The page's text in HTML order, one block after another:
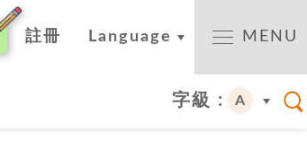
註冊 Language MENU
字級 : A